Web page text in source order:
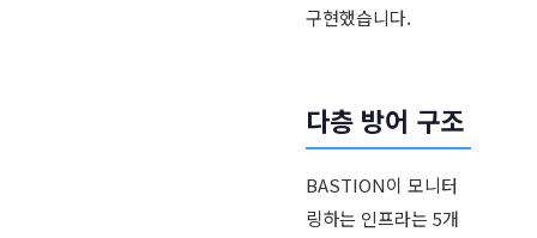
구현했습니다.
다층 방어 구조
BASTION이 모니터
링하는 인프라는 5개